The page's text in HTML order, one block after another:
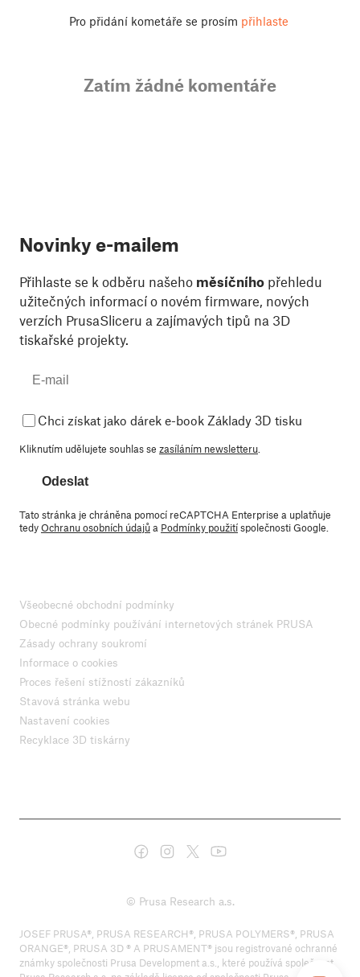
Pro přidání kometáře se prosím přihlaste
Zatím žádné komentáře
Novinky e-mailem
Přihlaste se k odběru našeho měsíčního přehledu
užitečných informací o novém firmware, nových
verzích PrusaSliceru a zajímavých tipů na 3D
tiskařské projekty.
Chci získat jako dárek e-book Základy 3D tisku
Kliknutím udělujete souhlas se zasíláním newsletteru
Odeslat
Tato stránka je chráněna pomocí reCAPTCHA Enterprise a uplatňuje
tedyOchranu osobních údajůa Podmínky použitíspolečnosti Google.
Všeobecné obchodní podmínky
Obecné podmínky používání internetových stránek PRUSA
Zásady ochrany soukromí
Informace o cookies
Proces řešení stížností zákazníků
Stavová stránka webu
Nastavení cookies
Recyklace 3D tiskárny
© Prusa Research a.s.
JOSEF PRUSA®, PRUSA RESEARCH®, PRUSA POLYMERS®, PRUSA
ORANGE®, PRUSA 3D ® A PRUSAMENT® jsou registrované ochranné
známky společnosti Prusa Development a.s., které používá společnost